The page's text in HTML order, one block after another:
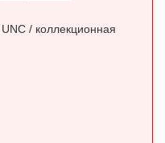
/ коллекционная